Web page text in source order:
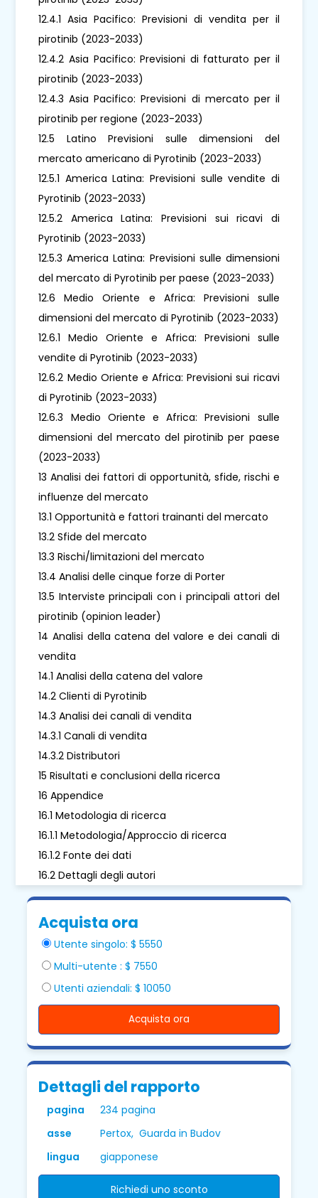
12.4.1 Asia Pacifico: Previsioni di vendita per il
pirotinib (2023-2033)
12.4.2 Asia Pacifico: Previsioni di fatturato per il
pirotinib (2023-2033)
12.4.3 Asia Pacifico: Previsioni di mercato per il
pirotinib per regione (2023-2033)
12.5 Latino Previsioni sulle dimensioni del
mercato americano di Pyrotinib (2023-2033)
12.5.1 America Latina: Previsioni sulle vendite di
Pyrotinib (2023-2033)
12.5.2 America Latina: Previsioni sui ricavi di
Pyrotinib (2023-2033)
12.5.3 America Latina: Previsioni sulle dimensioni
del mercato di Pyrotinib per paese (2023-2033)
12.6 Medio Oriente e Africa: Previsioni sulle
dimensioni del mercato di Pyrotinib (2023-2033)
12.6.1 Medio Oriente e Africa: Previsioni sulle
vendite di Pyrotinib (2023-2033)
12.6.2 Medio Oriente e Africa: Previsioni sui ricavi
di Pyrotinib (2023-2033)
12.6.3 Medio Oriente e Africa: Previsioni sulle
dimensioni del mercato del pirotinib per paese
(2023-2033)
13 Analisi dei fattori di opportunità, sfide, rischi e
influenze del mercato
13.1 Opportunità e fattori trainanti del mercato
13.2 Sfide del mercato
13.3 Rischi/limitazioni del mercato
13.4 Analisi delle cinque forze di Porter
13.5 Interviste principali con i principali attori del
pirotinib (opinion leader)
14 Analisi della catena del valore e dei canali di
vendita
14.1 Analisi della catena del valore
14.2 Clienti di Pyrotinib
14.3 Analisi dei canali di vendita
14.3.1 Canali di vendita
14.3.2 Distributori
15 Risultati e conclusioni della ricerca
16 Appendice
16.1 Metodologia di ricerca
16.1.1 Metodologia/Approccio di ricerca
16.1.2 Fonte dei dati
16.2 Dettagli degli autori
Acquista ora
Utente singolo: $ 5550
Multi-utente : $ 7550
Utenti aziendali: $ 10050
Acquista ora
Dettagli del rapporto
pagina
234 pagina
asse
Pertox, Guarda in Budov
lingua
giapponese
Richiedi uno sconto